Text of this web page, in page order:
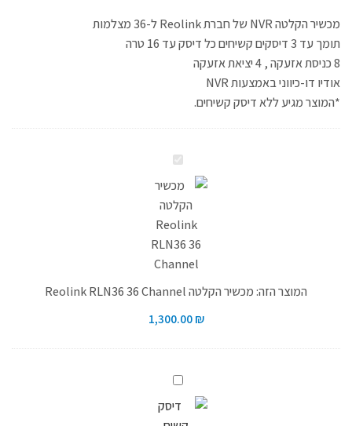
מכשיר הקלטה NVR של חברת Reolink ל-36 מצלמות
תומך עד 3 דיסקים קשיחים כל דיסק עד 16 טרה
8 כניסת אזעקה , 4 יציאת אזעקה
אודיו דו-כיווני באמצעות NVR
*המוצר מגיע ללא דיסק קשיחים.
מכשיר
Reolink
RLN36
36
Channel
המוצר הזה:מכשיר הקלטה Reolink RLN36 36 Channel
₪
1,300.00
דיסק
Western